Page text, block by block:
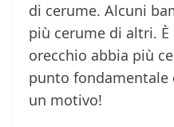
di cerume. Alcuni
più cerume di altri.
orecchio abbia più
punto fondamentale
un motivo!